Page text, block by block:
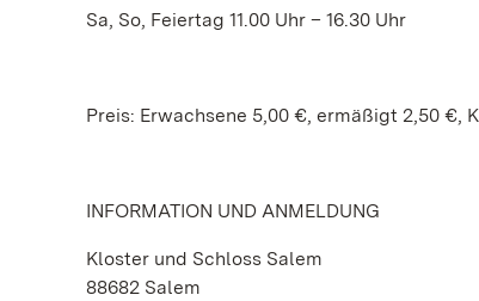
Sa, So, Feiertag 11.00 Uhr – 16.30 Uhr
Preis: Erwachsene 5,00 €, ermäßigt 2,50 €,
INFORMATION UND ANMELDUNG
Kloster und Schloss Salem
88682 Salem